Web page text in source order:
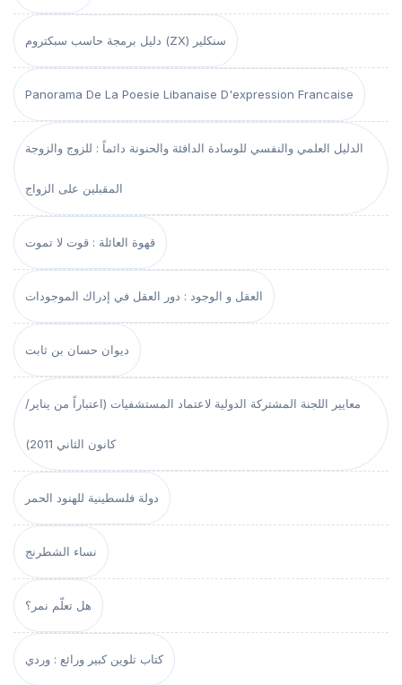
دليل برمجة حاسب سبكتروم (ZX) سنكلير
Panorama De La Poesie Libanaise D'expression Francaise
الدليل العلمي والنفسي للوسادة الدافئة والحنونة دائماً : للزوج والزوجة
المقبلين على الزواج
قهوة العائلة : قوت لا تموت
العقل و الوجود : دور العقل في إدراك الموجودات
ديوان حسان بن ثابت
معايير اللجنة المشتركة الدولية لاعتماد المستشفيات (اعتباراً من يناير/
كانون الثاني 2011)
دولة فلسطينية للهنود الحمر
نساء الشطرنج
هل تعلّم نمر؟
كتاب تلوين كبير ورائع : وردي